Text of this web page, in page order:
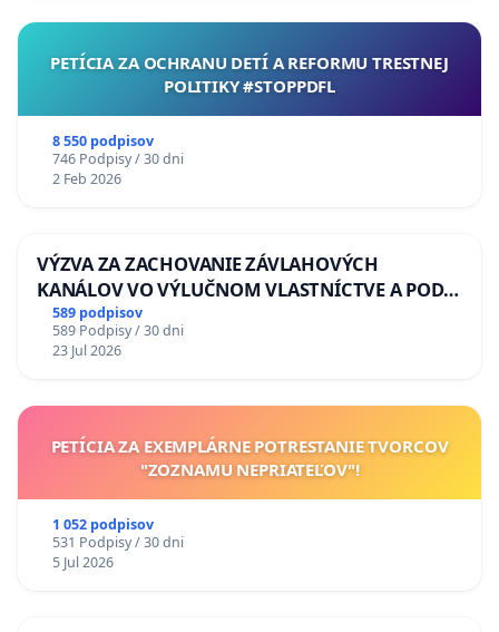
PETÍCIA ZA OCHRANU DETÍ A REFORMU TRESTNEJ
POLITIKY #STOPPDFL
8 550 podpisov
746 Podpisy / 30 dni
2 Feb 2026
VÝZVA ZA ZACHOVANIE ZÁVLAHOVÝCH
KANÁLOV VO VÝLUČNOM VLASTNÍCTVE A POD
KONTROLOU SLOVENSKEJ REPUBLIKY & žiadosť
na riešenie zanedbaného stavu závlahových a
odvodňovacích kanálov na Slovensku
589 podpisov
589 Podpisy / 30 dni
23 Jul 2026
PETÍCIA ZA EXEMPLÁRNE POTRESTANIE TVORCOV
"ZOZNAMU NEPRIATEĽOV"!
1 052 podpisov
531 Podpisy / 30 dni
5 Jul 2026